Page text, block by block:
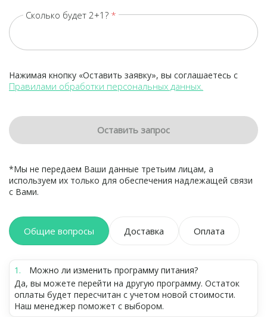
Общие вопросы Доставка Оплата
Можно ли изменить программу питания?
Да, вы можете перейти на другую программу. Остаток
оплаты будет пересчитан с учетом новой стоимости.
Наш менеджер поможет с выбором.
Сколько будет 2+1?
Нажимая кнопку «Оставить заявку», вы соглашаетесь с
Правилами обработки персональных данных.
Оставить запрос
*Мы не передаем Ваши данные третьим лицам, а
используем их только для обеспечения надлежащей связи
с Вами.